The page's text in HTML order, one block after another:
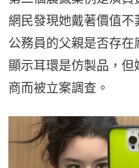
網民發現她戴著價值
公務員的父親是否存
顯示耳環是仿製品，
商而被立案調查。